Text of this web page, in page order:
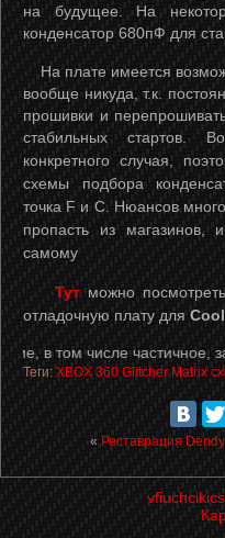
на будущее. На
конденсатор 680пФ для
На плате имеется
вообще никуда, т.к.
прошивки и
стабильных стартов.
конкретного случая,
схемы подбора
точка F и С. Нюансов
пропасть из магазинов,
самому
Тутможно
отладочную плату для
том числе частичное,
Теги: XBOX 360 Glitcher Matrix
« Реставрация Dendy